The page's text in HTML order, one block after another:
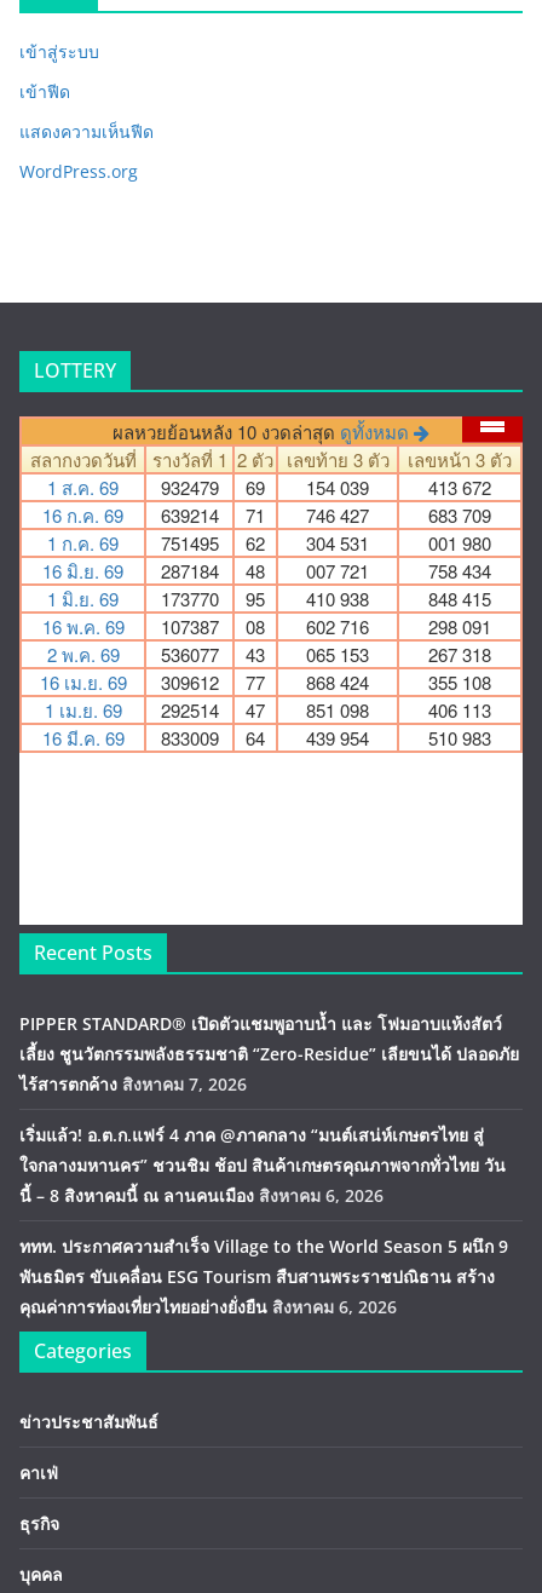
เข้าสู่ระบบ
เข้าฟีด
แสดงความเห็นฟีด
WordPress.org
LOTTERY
Recent Posts
PIPPER STANDARD® เปิดตัวแชมพูอาบน้ำ และ โฟมอาบแห้งสัตว์
เลี้ยง ชูนวัตกรรมพลังธรรมชาติ “Zero-Residue” เลียขนได้ ปลอดภัย
ไร้สารตกค้าง สิงหาคม 7, 2026
เริ่มแล้ว! อ.ต.ก.แฟร์ 4 ภาค @ภาคกลาง “มนต์เสน่ห์เกษตรไทย สู่
ใจกลางมหานคร” ชวนชิม ช้อป สินค้าเกษตรคุณภาพจากทั่วไทย วัน
นี้ – 8 สิงหาคมนี้ ณ ลานคนเมือง สิงหาคม 6, 2026
ททท. ประกาศความสำเร็จ Village to the World Season 5 ผนึก 9
พันธมิตร ขับเคลื่อน ESG Tourism สืบสานพระราชปณิธาน สร้าง
คุณค่าการท่องเที่ยวไทยอย่างยั่งยืน สิงหาคม 6, 2026
Categories
ข่าวประชาสัมพันธ์
คาเฟ่
ธุรกิจ
บุคคล